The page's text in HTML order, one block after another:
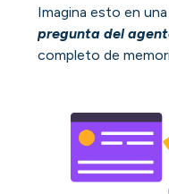
Imagina esto en
pregunta del
completo de